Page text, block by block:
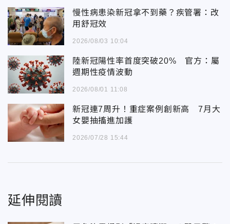
慢性病患染新冠拿不到藥？疾管署：改
用舒冠效
2026/08/03 10:04
陸新冠陽性率首度突破20% 官方：屬
週期性疫情波動
2026/08/01 11:08
新冠連7周升！重症案例創新高 7月大
女嬰抽搐進加護
2026/07/28 15:44
延伸閱讀